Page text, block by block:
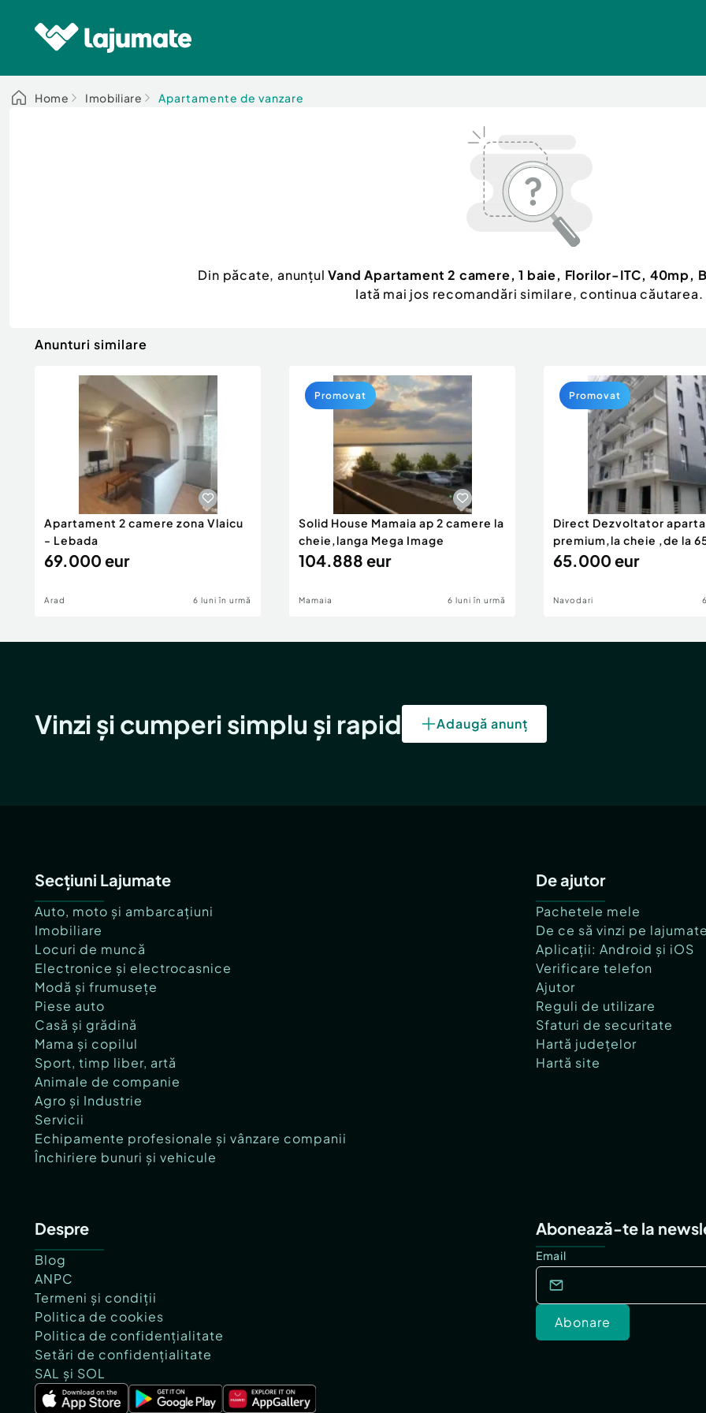
Home Imobiliare Apartamente de vanzare
Din păcate, anunțulVand Apartament 2 camere, 1 baie, Florilor-ITC, 40mp,
Iată mai jos recomandări similare, continua căutarea.
Anunturi similare
Apartament 2 camere zona Vlaicu
- Lebada
69.000 eur
Arad 6 luni în urmă
Solid House Mamaia ap 2 camere la
cheie,langa Mega Image
104.888 eur
Mamaia 6 luni în urmă
Promovat
Direct Dezvoltator
premium,la cheie ,de la
eur
65.000 eur
Navodari
Promovat
Vinzi și cumperi simplu și rapid Adaugă anunț
Secțiuni Lajumate
Auto, moto și ambarcațiuni
Imobiliare
Locuri de muncă
Electronice și electrocasnice
Modă și frumusețe
Piese auto
Casă și grădină
Mama și copilul
Sport, timp liber, artă
Animale de companie
Agro și Industrie
Servicii
Echipamente profesionale și vânzare companii
Închiriere bunuri și vehicule
De ajutor
Pachetele mele
De ce să vinzi pe
Aplicații: Android și iOS
Verificare telefon
Ajutor
Reguli de utilizare
Sfaturi de securitate
Hartă județelor
Hartă site
Despre
Blog
ANPC
Termeni și condiții
Politica de cookies
Politica de confidențialitate
Setări de confidențialitate
SAL și SOL
Abonează-te la
Email
Abonare